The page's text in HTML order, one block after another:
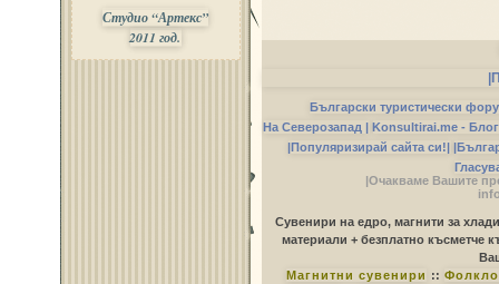
Студио “Артекс”
2011 год.
Български туристически
На Северозапад | Konsultirai.me -
|Популяризирай сайта си!|
|Очакваме Вашите
Сувенири на едро, магнити за
материали + безплатно късметче
Магнитни сувенири ::